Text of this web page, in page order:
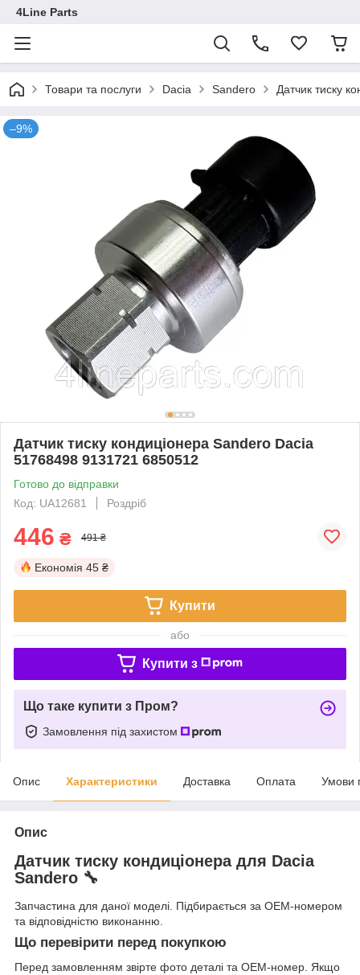
4Line Parts
Товари та послуги Dacia Sandero Датчик тиску
–9%
Датчик тиску кондиціонера Sandero Dacia
51768498 9131721 6850512
Готово до відправки
Код: UA12681
Роздріб
446 ₴ 491 ₴
Економія 45 ₴
Купити
або
Купити з
Що таке купити з Пром?
Замовлення під захистом
Опис Характеристики Доставка Оплата Умови
Опис
Датчик тиску кондиціонера для Dacia
Sandero 🔧
Запчастина для даної моделі. Підбирається за OEM-номером
та відповідністю виконанню.
Що перевірити перед покупкою
Перед замовленням звірте фото деталі та OEM-номер. Якщо